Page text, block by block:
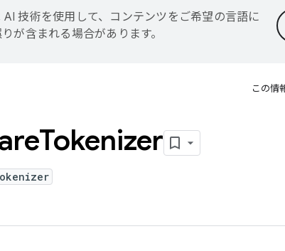
技術を使用して、コンテンツをご希望の言語に
が含まれる場合があります。
この情
Tokenizer